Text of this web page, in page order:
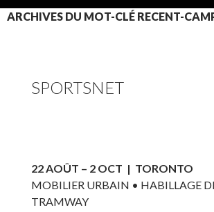
ARCHIVES DU MOT-CLÉ RECENT-
SPORTSNET
22 AOÛT – 2 OCT | TORONTO
MOBILIER URBAIN • HABILLAGE
TRAMWAY